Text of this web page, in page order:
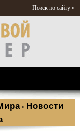
Поиск по сайту »
» Новости